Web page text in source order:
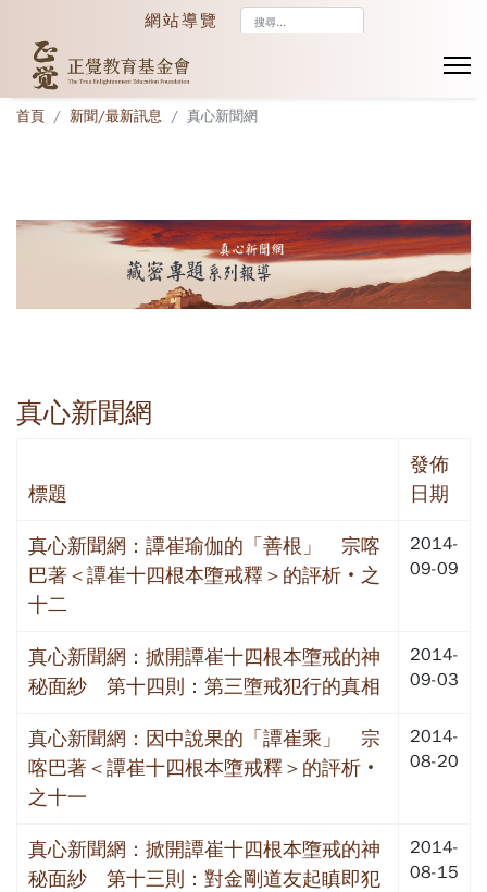
網站導覽
首頁 新聞/最新訊息 真心新聞網
真心新聞網
標題
發佈
日期
真心新聞網：譚崔瑜伽的「善根」 宗喀
巴著＜譚崔十四根本墮戒釋＞的評析‧之
十二
2014-
09-09
真心新聞網：掀開譚崔十四根本墮戒的神
秘面紗 第十四則：第三墮戒犯行的真相
2014-
09-03
真心新聞網：因中說果的「譚崔乘」 宗
喀巴著＜譚崔十四根本墮戒釋＞的評析‧
之十一
2014-
08-20
真心新聞網：掀開譚崔十四根本墮戒的神
秘面紗 第十三則：對金剛道友起瞋即犯
2014-
08-15